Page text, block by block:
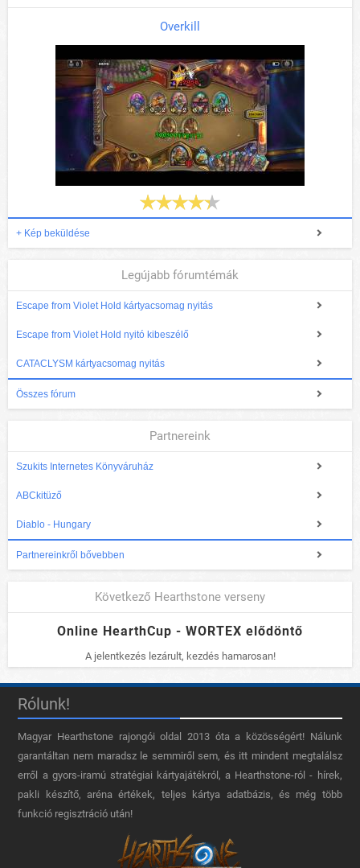
Overkill
+ Kép beküldése
Legújabb fórumtémák
Escape from Violet Hold kártyacsomag nyitás
Escape from Violet Hold nyitó kibeszélő
CATACLYSM kártyacsomag nyitás
Összes fórum
Partnereink
Szukits Internetes Könyváruház
ABCkitüző
Diablo - Hungary
Partnereinkről bővebben
Következő Hearthstone verseny
Online HearthCup - WORTEX elődöntő
A jelentkezés lezárult, kezdés hamarosan!
Rólunk!
Magyar Hearthstone​ rajongói oldal 2013 óta a közösségért! Nálunk
garantáltan nem maradsz le semmiről sem, és itt mindent megtalálsz
erről a gyors-iramú stratégiai kártyajátékról, a Hearthstone-ról - hírek,
pakli készítő, aréna értékek, teljes kártya adatbázis, és még több
funkció regisztráció után!